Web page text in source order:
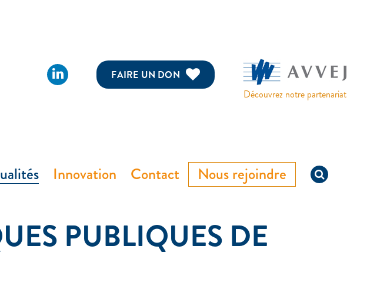
FAIRE UN DON
Découvrez notre partenariat
Innovation Contact Nous rejoindre
PUBLIQUES DE